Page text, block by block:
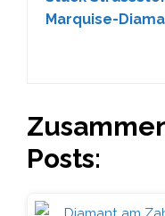
Marquise-
Posts: